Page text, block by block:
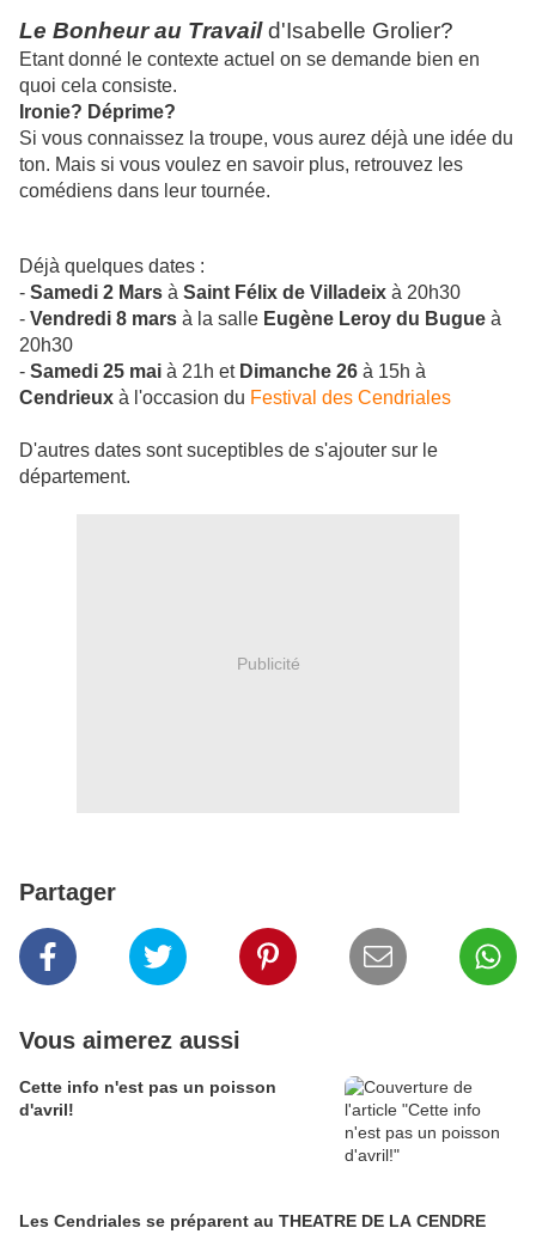
Le Bonheur au Travaild'Isabelle Grolier?
Etant donné le contexte actuel on se demande bien en
quoi cela consiste.
Ironie? Déprime?
Si vous connaissez la troupe, vous aurez déjà une idée du
ton. Mais si vous voulez en savoir plus, retrouvez les
comédiens dans leur tournée.
Déjà quelques dates :
- Samedi 2 Mars à Saint Félix de Villadeix à 20h30
- Vendredi 8 mars à la salle Eugène Leroy du Bugue à
20h30
- Samedi 25 mai à 21h et Dimanche 26 à 15h à
Cendrieux à l'occasion du Festival des Cendriales
D'autres dates sont suceptibles de s'ajouter sur le
département.
Publicité
Partager
Vous aimerez aussi
Cette info n'est pas un poisson
d'avril!
Les Cendriales se préparent au THEATRE DE LA CENDRE